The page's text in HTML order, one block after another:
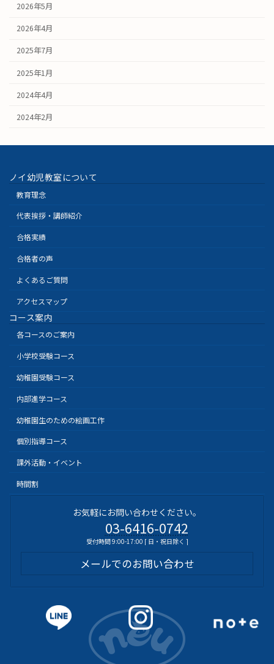
2026年5月
2026年4月
2025年7月
2025年1月
2024年4月
2024年2月
ノイ幼児教室について
教育理念
代表挨拶・講師紹介
合格実績
合格者の声
よくあるご質問
アクセスマップ
コース案内
各コースのご案内
小学校受験コース
幼稚園受験コース
内部進学コース
幼稚園生のための絵画工作
個別指導コース
課外活動・イベント
時間割
お気軽にお問い合わせください。
03-6416-0742
受付時間 9:00-17:00 [ 日・祝日除く ]
メールでのお問い合わせ